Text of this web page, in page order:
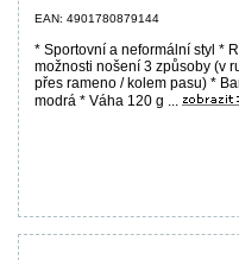
EAN: 4901780879144
* Sportovní a neformální styl *
možnosti nošení 3 způsoby (v
přes rameno / kolem pasu) *
modrá * Váha 120 g ...